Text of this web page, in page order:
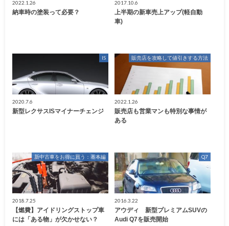
2022.1.26
納車時の塗装って必要？
2017.10.6
上半期の新車売上アップ(軽自動
車)
IS
2020.7.6
新型レクサスISマイナーチェンジ
販売店を攻略して値引きする方法
2022.1.26
販売店も営業マンも特別な事情が
ある
新中古車をお得に買う：基本編
2018.7.25
【燃費】アイドリングストップ車
には「ある物」が欠かせない？
Q7
2016.3.22
アウディ 新型プレミアムSUVの
Audi Q7を販売開始